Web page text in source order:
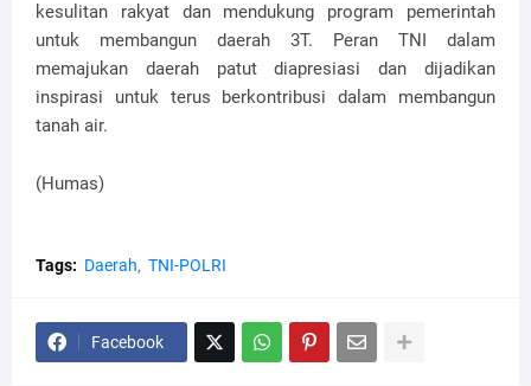
kesulitan rakyat dan mendukung program pemerintah
untuk membangun daerah 3T. Peran TNI dalam
memajukan daerah patut diapresiasi dan dijadikan
inspirasi untuk terus berkontribusi dalam membangun
tanah air.
(Humas)
Tags: Daerah TNI-POLRI
Facebook